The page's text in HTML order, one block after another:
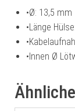
•Ø: 13,5 mm
•Länge
•
• Innen Ø